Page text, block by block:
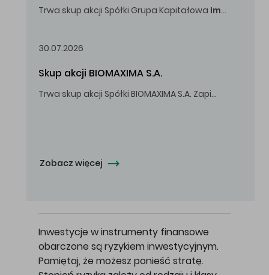
Trwa skup akcji Spółki Grupa Kapitałowa Immobile
30.07.2026
Skup akcji BIOMAXIMA S.A.
Trwa skup akcji Spółki BIOMAXIMA S.A. Zapisy do 4 sierpnia 2026 r. do godz. 16.00.
Zobacz więcej
Inwestycje w instrumenty finansowe
obarczone są ryzykiem inwestycyjnym.
Pamiętaj, że możesz ponieść stratę.